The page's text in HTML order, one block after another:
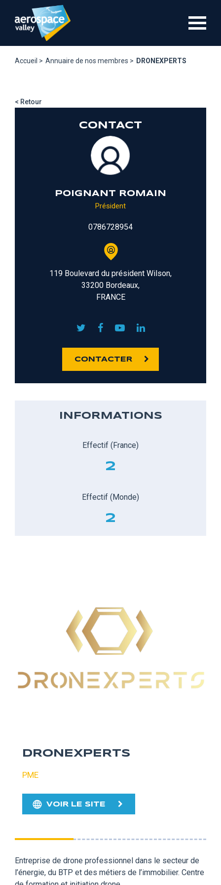
contenu
Accueil > Annuaire de nos membres > DRONEXPERTS
< Retour
CONTACT
POIGNANT ROMAIN
Président
0786728954
119 Boulevard du président Wilson,
33200 Bordeaux,
FRANCE
CONTACTER
INFORMATIONS
Effectif (France)
2
Effectif (Monde)
2
DRONEXPERTS
PME
VOIR LE SITE
Entreprise de drone professionnel dans le secteur de
l’énergie, du BTP et des métiers de l’immobilier. Centre